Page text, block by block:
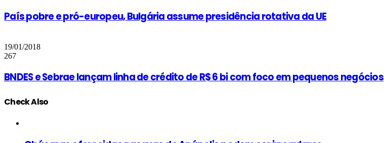
País pobre e pró-europeu, Bulgária assume presidência rotativa da UE
19/01/2018
267
BNDES e Sebrae lançam linha de crédito de R$ 6 bi com foco em pequenos negócios
Check Also
Close